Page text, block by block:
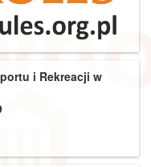
i Rekreacji w